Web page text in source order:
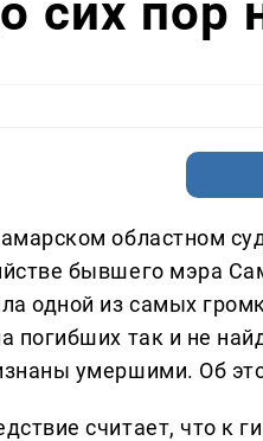
сих пор
областном
бывшего мэра
одной из самых
погибших так и не
умершими. Об
считает, что к